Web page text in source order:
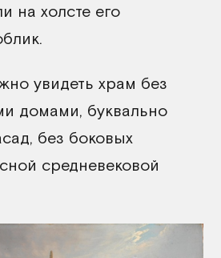
на холсте его
увидеть храм без
домами, буквально
без боковых
средневековой